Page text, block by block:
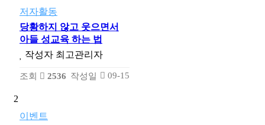
저자활동
당황하지 않고 웃으면서
아들 성교육 하는 법
작성자 최고관리자
조회 2536 작성일 09-15
2
이벤트